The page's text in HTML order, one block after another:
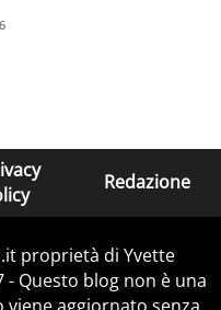
Redazione
proprietà di Yvette
- Questo blog non è una